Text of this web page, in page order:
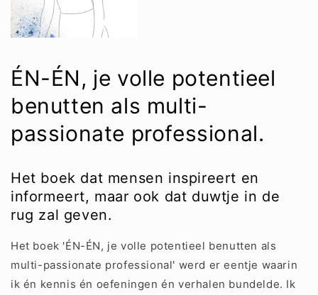
ÉN-ÉN, je volle potentieel
benutten als multi-
passionate professional.
Het boek dat mensen inspireert en
informeert, maar ook dat duwtje in de
rug zal geven.
Het boek 'ÉN-ÉN, je volle potentieel benutten als
multi-passionate professional' werd er eentje waarin
ik én kennis én oefeningen én verhalen bundelde. Ik